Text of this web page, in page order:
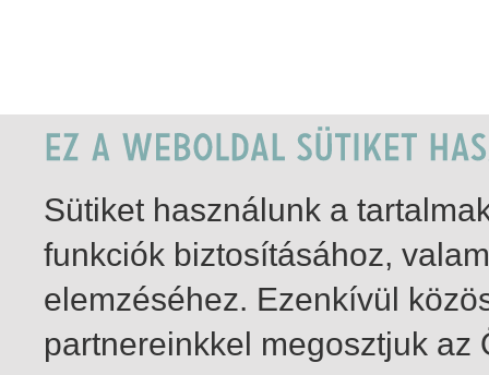
Sütiket használunk a
funkciók biztosításához,
elemzéséhez. Ezenkívül
partnereinkkel megosztjuk